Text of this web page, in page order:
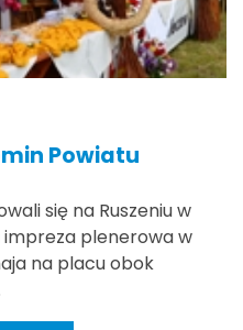
Powiatu
się na Ruszeniu w
impreza plenerowa w
na placu obok